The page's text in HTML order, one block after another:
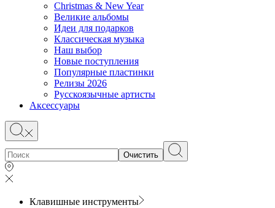
Christmas & New Year
Великие альбомы
Идеи для подарков
Классическая музыка
Наш выбор
Новые поступления
Популярные пластинки
Релизы 2026
Русскоязычные артисты
Аксессуары
Очистить
Клавишные инструменты